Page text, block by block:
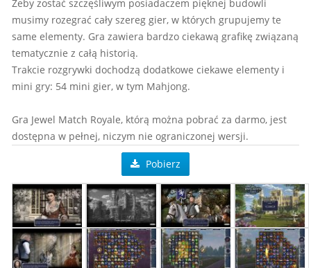
Żeby zostać szczęśliwym posiadaczem pięknej budowli
musimy rozegrać cały szereg gier, w których grupujemy te
same elementy. Gra zawiera bardzo ciekawą grafikę związaną
tematycznie z całą historią.
Trakcie rozgrywki dochodzą dodatkowe ciekawe elementy i
mini gry: 54 mini gier, w tym Mahjong.
Gra Jewel Match Royale, którą można pobrać za darmo, jest
dostępna w pełnej, niczym nie ograniczonej wersji.
Pobierz